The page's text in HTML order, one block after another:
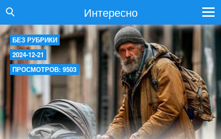
Интересно
БЕЗ РУБРИКИ
2024-12-21
ПРОСМОТРОВ: 9503